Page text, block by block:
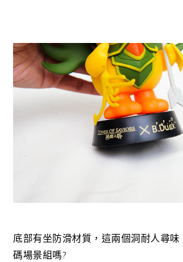
底部有坐防滑材質，這兩個洞耐人尋味
碼場景組嗎?